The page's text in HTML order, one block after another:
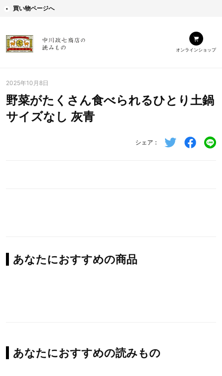
買い物ページへ
オンラインショップ
2025年10月8日
野菜がたくさん食べられるひとり土鍋
サイズなし 灰青
シェア
あなたにおすすめの商品
あなたにおすすめの読みもの